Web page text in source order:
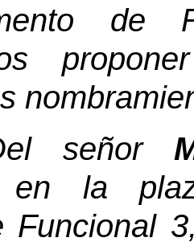
de
señor
la
Funcional